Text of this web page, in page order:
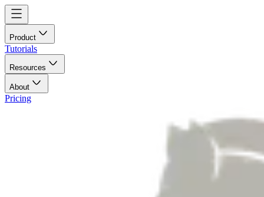
Product
Tutorials
Resources
About
Pricing